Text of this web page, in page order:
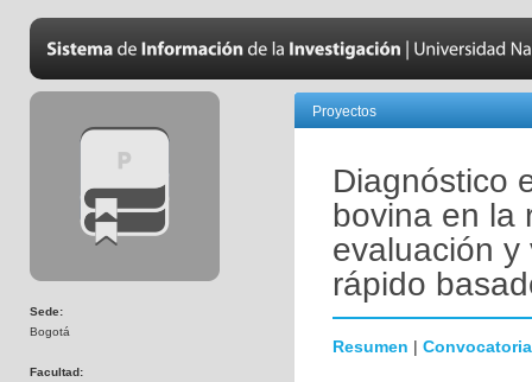
Sede:
Bogotá
Facultad:
Proyectos
Diagnóstico
bovina en la
evaluación
rápido
Resumen | Convocatoria